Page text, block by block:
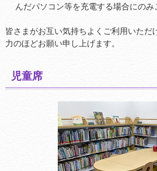
んだパソコン等を充電する場合にのみ
皆さまがお互い気持ちよくご利用いただ
力のほどお願い申し上げます。
児童席